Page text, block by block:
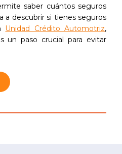
saber cuántos seguros
a descubrir si tienes seguros
Unidad Crédito Automotriz,
un paso crucial para evitar